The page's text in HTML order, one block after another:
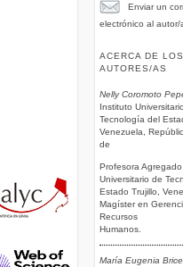
Enviar un
electrónico al autor/
ACERCA DE LOS
AUTORES/AS
Nelly Coromoto
Instituto
Tecnología del
Venezuela,
de
Profesora
Universitario de
Estado Trujillo,
Magíster en
Recursos
Humanos.
María Eugenia